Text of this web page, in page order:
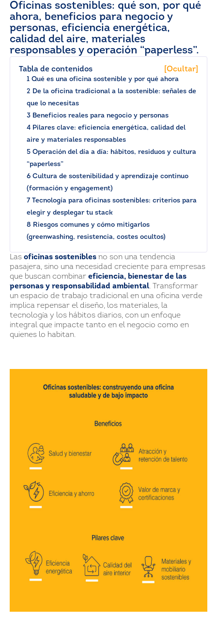
Oficinas sostenibles: qué son, por qué
ahora, beneficios para negocio y
personas, eficiencia energética,
calidad del aire, materiales
responsables y operación “paperless”.
Tabla de contenidos [Ocultar]
1 Qué es una oficina sostenible y por qué ahora
2 De la oficina tradicional a la sostenible: señales de
que lo necesitas
3 Beneficios reales para negocio y personas
4 Pilares clave: eficiencia energética, calidad del
aire y materiales responsables
5 Operación del día a día: hábitos, residuos y cultura
“paperless”
6 Cultura de sostenibilidad y aprendizaje continuo
(formación y engagement)
7 Tecnología para oficinas sostenibles: criterios para
elegir y desplegar tu stack
8 Riesgos comunes y cómo mitigarlos
(greenwashing, resistencia, costes ocultos)
Las oficinas sostenibles no son una tendencia
pasajera, sino una necesidad creciente para empresas
que buscan combinar eficiencia, bienestar de las
personas y responsabilidad ambiental. Transformar
un espacio de trabajo tradicional en una oficina verde
implica repensar el diseño, los materiales, la
tecnología y los hábitos diarios, con un enfoque
integral que impacte tanto en el negocio como en
quienes lo habitan.